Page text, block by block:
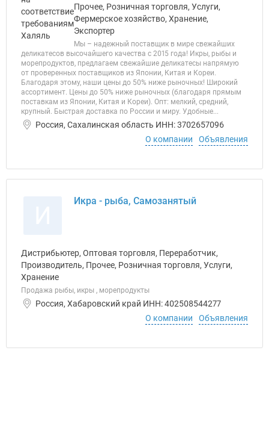
Прочее, Розничная торговля, Услуги,
Фермерское хозяйство, Хранение,
Экспортер
Мы – надежный поставщик в мире свежайших
деликатесов высочайшего качества с 2015 года! Икры, рыбы и
морепродуктов, предлагаем свежайшие деликатесы напрямую
от проверенных поставщиков из Японии, Китая и Кореи.
Благодаря этому, наши цены до 50% ниже рыночных! Широкий
ассортимент. Цены до 50% ниже рыночных (благодаря прямым
поставкам из Японии, Китая и Кореи). Опт: мелкий, средний,
крупный. Быстрая доставка по России и миру. Удобные...
Россия, Сахалинская область ИНН: 3702657096
О компании
Объявления
Икра - рыба, Самозанятый
Дистрибьютер, Оптовая торговля, Переработчик,
Производитель, Прочее, Розничная торговля, Услуги,
Хранение
Продажа рыбы, икры , морепродукты
Россия, Хабаровский край ИНН: 402508544277
О компании
Объявления